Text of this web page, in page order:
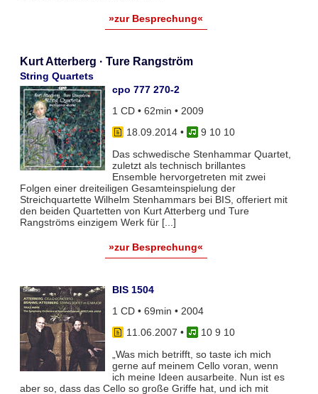
»zur Besprechung«
Kurt Atterberg · Ture Rangström
String Quartets
cpo 777 270-2
1 CD • 62min • 2009
18.09.2014•
9 10 10
Das schwedische Stenhammar Quartet,
zuletzt als technisch brillantes
Ensemble hervorgetreten mit zwei
Folgen einer dreiteiligen Gesamteinspielung der
Streichquartette Wilhelm Stenhammars bei BIS, offeriert mit
den beiden Quartetten von Kurt Atterberg und Ture
Rangströms einzigem Werk für [...]
»zur Besprechung«
BIS 1504
1 CD • 69min • 2004
11.06.2007 •
10 9 10
„Was mich betrifft, so taste ich mich
gerne auf meinem Cello voran, wenn
ich meine Ideen ausarbeite. Nun ist es
aber so, dass das Cello so große Griffe hat, und ich mit